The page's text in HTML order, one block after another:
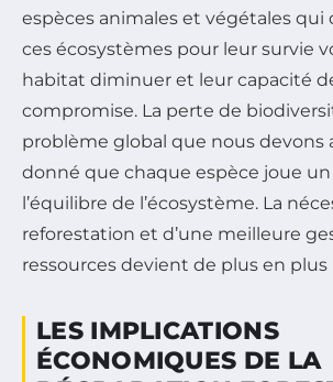
espèces animales et végétales
ces écosystèmes pour leur survie
habitat diminuer et leur capacité
compromise. La perte de
problème global que nous devons
donné que chaque espèce joue
l’équilibre de l’écosystème. La
reforestation et d’une meilleure
ressources devient de plus en plus
LES IMPLICATIONS
ÉCONOMIQUES DE LA